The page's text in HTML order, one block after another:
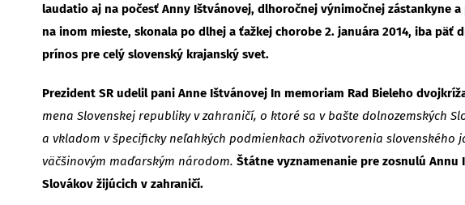
laudatio aj na počesť Anny Ištvánovej, dlhoročnej výnimočnej zástankyne
na inom mieste, skonala po dlhej a ťažkej chorobe 2. januára 2014, iba
prínos pre celý slovenský krajanský svet.
Prezident SR udelil pani Anne Ištvánovej In memoriam Rad Bieleho
mena Slovenskej republiky v zahraničí, o ktoré sa v bašte dolnozemských
a vkladom v špecificky neľahkých podmienkach oživotvorenia
väčšinovým maďarským národom. Štátne vyznamenanie pre zosnulú Annu
Slovákov žijúcich v zahraničí.